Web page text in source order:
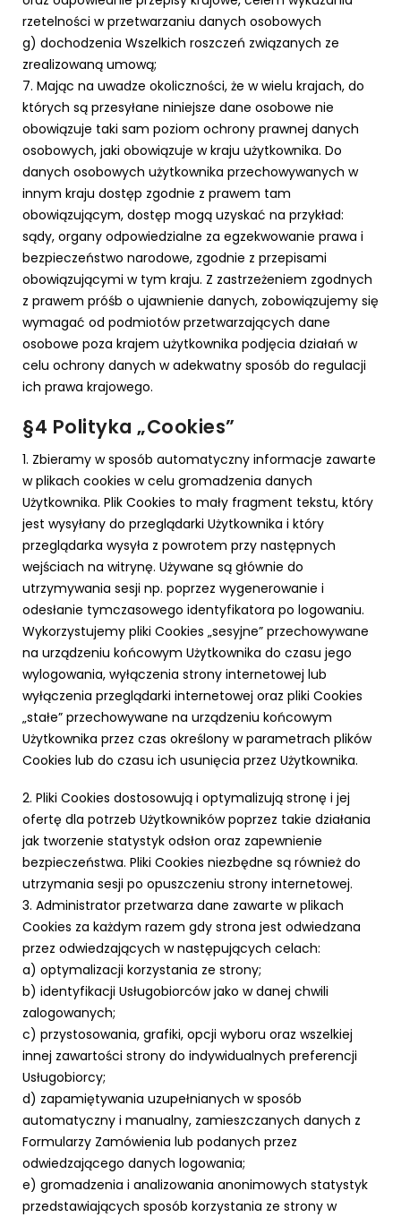
rzetelności w przetwarzaniu danych osobowych
g) dochodzenia Wszelkich roszczeń związanych ze
zrealizowaną umową;
7. Mając na uwadze okoliczności, że w wielu krajach, do
których są przesyłane niniejsze dane osobowe nie
obowiązuje taki sam poziom ochrony prawnej danych
osobowych, jaki obowiązuje w kraju użytkownika. Do
danych osobowych użytkownika przechowywanych w
innym kraju dostęp zgodnie z prawem tam
obowiązującym, dostęp mogą uzyskać na przykład:
sądy, organy odpowiedzialne za egzekwowanie prawa i
bezpieczeństwo narodowe, zgodnie z przepisami
obowiązującymi w tym kraju. Z zastrzeżeniem zgodnych
z prawem próśb o ujawnienie danych, zobowiązujemy się
wymagać od podmiotów przetwarzających dane
osobowe poza krajem użytkownika podjęcia działań w
celu ochrony danych w adekwatny sposób do regulacji
ich prawa krajowego.
§4 Polityka „Cookies”
1. Zbieramy w sposób automatyczny informacje zawarte
w plikach cookies w celu gromadzenia danych
Użytkownika. Plik Cookies to mały fragment tekstu, który
jest wysyłany do przeglądarki Użytkownika i który
przeglądarka wysyła z powrotem przy następnych
wejściach na witrynę. Używane są głównie do
utrzymywania sesji np. poprzez wygenerowanie i
odesłanie tymczasowego identyfikatora po logowaniu.
Wykorzystujemy pliki Cookies „sesyjne” przechowywane
na urządzeniu końcowym Użytkownika do czasu jego
wylogowania, wyłączenia strony internetowej lub
wyłączenia przeglądarki internetowej oraz pliki Cookies
„stałe” przechowywane na urządzeniu końcowym
Użytkownika przez czas określony w parametrach plików
Cookies lub do czasu ich usunięcia przez Użytkownika.
2. Pliki Cookies dostosowują i optymalizują stronę i jej
ofertę dla potrzeb Użytkowników poprzez takie działania
jak tworzenie statystyk odsłon oraz zapewnienie
bezpieczeństwa. Pliki Cookies niezbędne są również do
utrzymania sesji po opuszczeniu strony internetowej.
3. Administrator przetwarza dane zawarte w plikach
Cookies za każdym razem gdy strona jest odwiedzana
przez odwiedzających w następujących celach:
a) optymalizacji korzystania ze strony;
b) identyfikacji Usługobiorców jako w danej chwili
zalogowanych;
c) przystosowania, grafiki, opcji wyboru oraz wszelkiej
innej zawartości strony do indywidualnych preferencji
Usługobiorcy;
d) zapamiętywania uzupełnianych w sposób
automatyczny i manualny, zamieszczanych danych z
Formularzy Zamówienia lub podanych przez
odwiedzającego danych logowania;
e) gromadzenia i analizowania anonimowych statystyk
przedstawiających sposób korzystania ze strony w